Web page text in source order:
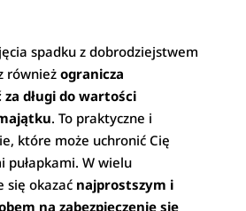
spadku z dobrodziejstwem
równieżogranicza
długi do wartości
. To praktyczne i
które może uchronić Cię
pułapkami. W wielu
się okazać najprostszym i
na zabezpieczenie się